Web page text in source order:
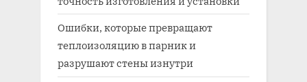
Ошибки, которые превращают
теплоизоляцию в парник и
разрушают стены изнутри